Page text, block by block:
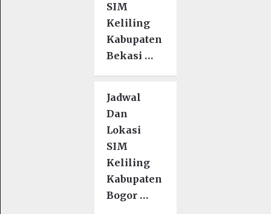
SIM
Keliling
Kabupaten
Bekasi …
Jadwal
Dan
Lokasi
SIM
Keliling
Kabupaten
Bogor …